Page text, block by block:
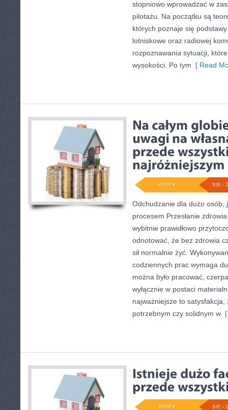
stopniowo wprowadzać w
pilotażu. Na początku są
których poznaje się
lotniskowe oraz radiowej
rozpoznawania sytuacji,
wysokości. Po tym [ Read
SIE -
ADMIN
Odchudzanie dla dużo osób,
procesem Przesłanie
wybitnie prawidłowo
odnotować, że bez zdrowia
sił normalnie żyć.
codziennych prac wymaga
można było pracować,
wyłącznie w postaci
najważniejsze to satysfakcja,
potrzebnym czy solidnym w
SIE -
ADMIN